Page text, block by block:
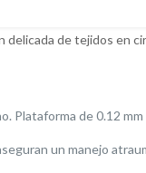
delicada de tejidos en
Plataforma de 0.12
un manejo